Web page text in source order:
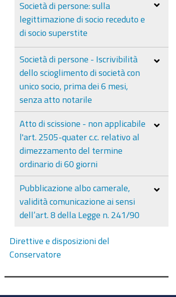
Società di persone: sulla
legittimazione di socio receduto e
di socio superstite
Società di persone - Iscrivibilità
dello scioglimento di società con
unico socio, prima dei 6 mesi,
senza atto notarile
Atto di scissione - non applicabile
l'art. 2505-quater c.c. relativo al
dimezzamento del termine
ordinario di 60 giorni
Pubblicazione albo camerale,
validità comunicazione ai sensi
dell’art. 8 della Legge n. 241/90
Direttive e disposizioni del
Conservatore